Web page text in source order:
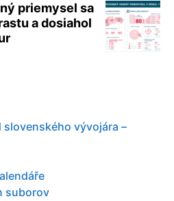
priemysel sa
a dosiahol
vývojára –
suborov